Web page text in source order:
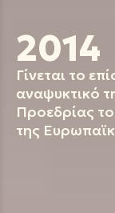
2014
Γίνεται το
αναψυκτικό
Προεδρίας
της